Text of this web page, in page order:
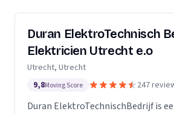
Duran ElektroTechnisch
Elektricien Utrecht e.o
Utrecht, Utrecht
9,8Moving Score 247
Duran ElektroTechnischBedrijf is